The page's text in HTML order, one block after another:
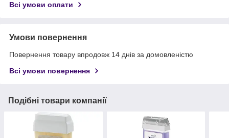
Всі умови оплати
Умови повернення
Повернення товару впродовж 14 днів за домовленістю
Всі умови повернення
Подібні товари компанії